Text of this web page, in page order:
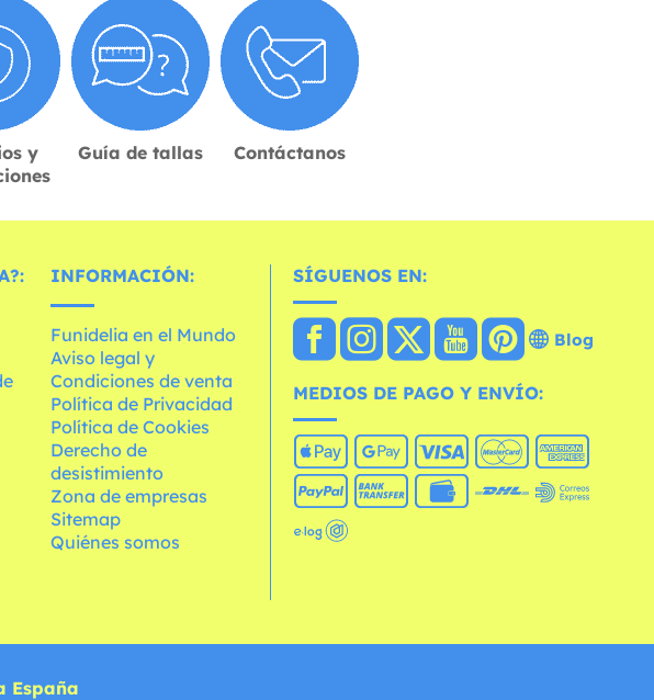
y
Guía de tallas Contáctanos
INFORMACIÓN:
Funidelia en el Mundo
Aviso legal y
Condiciones de venta
Política de Privacidad
Política de Cookies
Derecho de
desistimiento
Zona de empresas
Sitemap
Quiénes somos
SÍGUENOS EN:
Blog
MEDIOS DE PAGO Y ENVÍO:
España